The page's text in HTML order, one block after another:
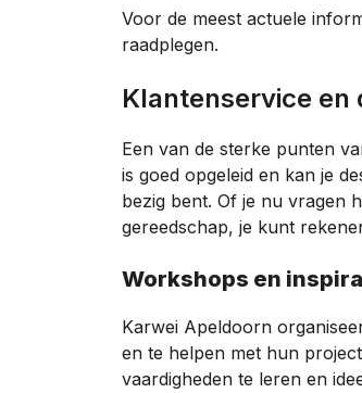
Voor de meest actuele
raadplegen.
Klantenservice
Een van de sterke punten
is goed opgeleid en kan je
bezig bent. Of je nu vragen
gereedschap, je kunt
Workshops en
Karwei Apeldoorn
en te helpen met hun
vaardigheden te leren en